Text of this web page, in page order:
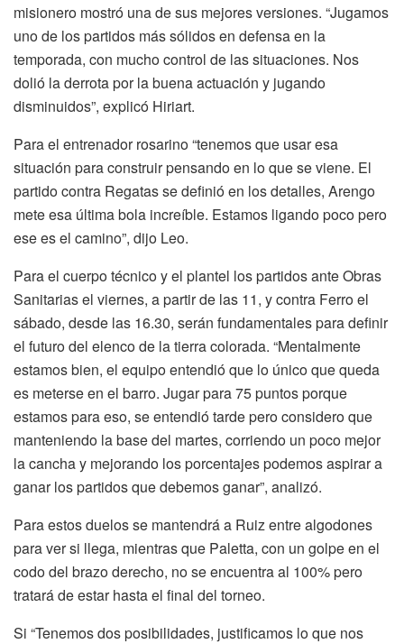
misionero mostró una de sus mejores versiones. “Jugamos
uno de los partidos más sólidos en defensa en la
temporada, con mucho control de las situaciones. Nos
dolió la derrota por la buena actuación y jugando
disminuidos”, explicó Hiriart.
Para el entrenador rosarino “tenemos que usar esa
situación para construir pensando en lo que se viene. El
partido contra Regatas se definió en los detalles, Arengo
mete esa última bola increíble. Estamos ligando poco pero
ese es el camino”, dijo Leo.
Para el cuerpo técnico y el plantel los partidos ante Obras
Sanitarias el viernes, a partir de las 11, y contra Ferro el
sábado, desde las 16.30, serán fundamentales para definir
el futuro del elenco de la tierra colorada. “Mentalmente
estamos bien, el equipo entendió que lo único que queda
es meterse en el barro. Jugar para 75 puntos porque
estamos para eso, se entendió tarde pero considero que
manteniendo la base del martes, corriendo un poco mejor
la cancha y mejorando los porcentajes podemos aspirar a
ganar los partidos que debemos ganar”, analizó.
Para estos duelos se mantendrá a Ruiz entre algodones
para ver si llega, mientras que Paletta, con un golpe en el
codo del brazo derecho, no se encuentra al 100% pero
tratará de estar hasta el final del torneo.
Si “Tenemos dos posibilidades, justificamos lo que nos